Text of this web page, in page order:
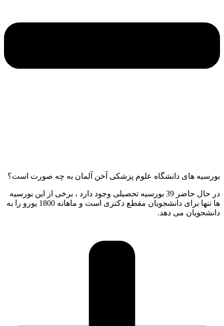
بورسیه های دانشگاه علوم پزشکی آخن آلمان به چه صورت است؟
در حال حاضر 39 بورسیه تحصیلی وجود دارد ، برخی از این بورسیه
ها تنها برای دانشجویان مقطع دکتری است و ماهانه 1800 یورو را به
دانشجویان می دهد.